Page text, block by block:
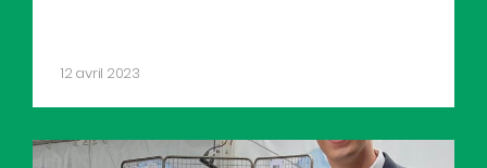
12 avril 2023